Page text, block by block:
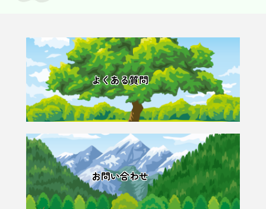
よくある質問
お問い合わせ